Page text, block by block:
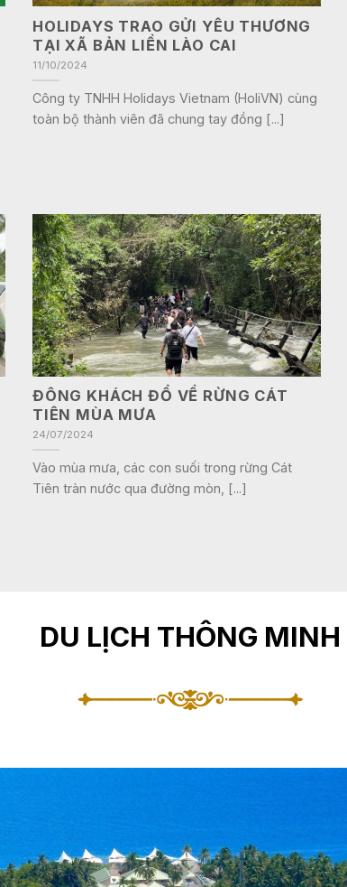
HOLIDAYS TRAO GỬI YÊU THƯƠNG
TẠI XÃ BẢN LIỀN LÀO CAI
11/10/2024
Công ty TNHH Holidays Vietnam (HoliVN) cùng
toàn bộ thành viên đã chung tay đồng [...]
ĐÔNG KHÁCH ĐỔ VỀ RỪNG CÁT
TIÊN MÙA MƯA
24/07/2024
Vào mùa mưa, các con suối trong rừng Cát
Tiên tràn nước qua đường mòn, [...]
DU LỊCH THÔNG MINH